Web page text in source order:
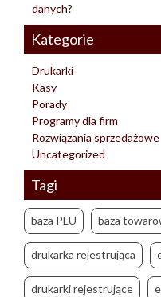
danych?
Kategorie
Drukarki
Kasy
Porady
Programy dla firm
Rozwiązania sprzedażowe
Uncategorized
Tagi
baza PLU baza
drukarka rejestrująca
drukarki rejestrujące